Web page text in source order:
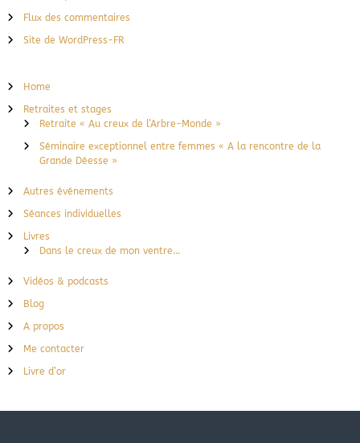
Flux des commentaires
Site de WordPress-FR
Home
Retraites et stages
Retraite « Au creux de l’Arbre-Monde »
Séminaire exceptionnel entre femmes « A la rencontre de la
Grande Déesse »
Autres événements
Séances individuelles
Livres
Dans le creux de mon ventre…
Vidéos & podcasts
Blog
A propos
Me contacter
Livre d’or